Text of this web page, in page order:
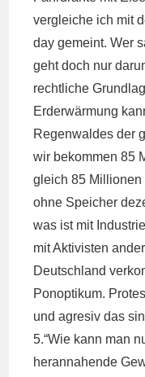
vergleiche ich mit
day gemeint. Wer
geht doch nur
rechtliche
Erderwärmung
Regenwaldes der
wir bekommen 85
gleich 85 Millionen
ohne Speicher
was ist mit
mit Aktivisten
Deutschland
Ponoptikum.
und agresiv das
5.“Wie kann man
herannahende